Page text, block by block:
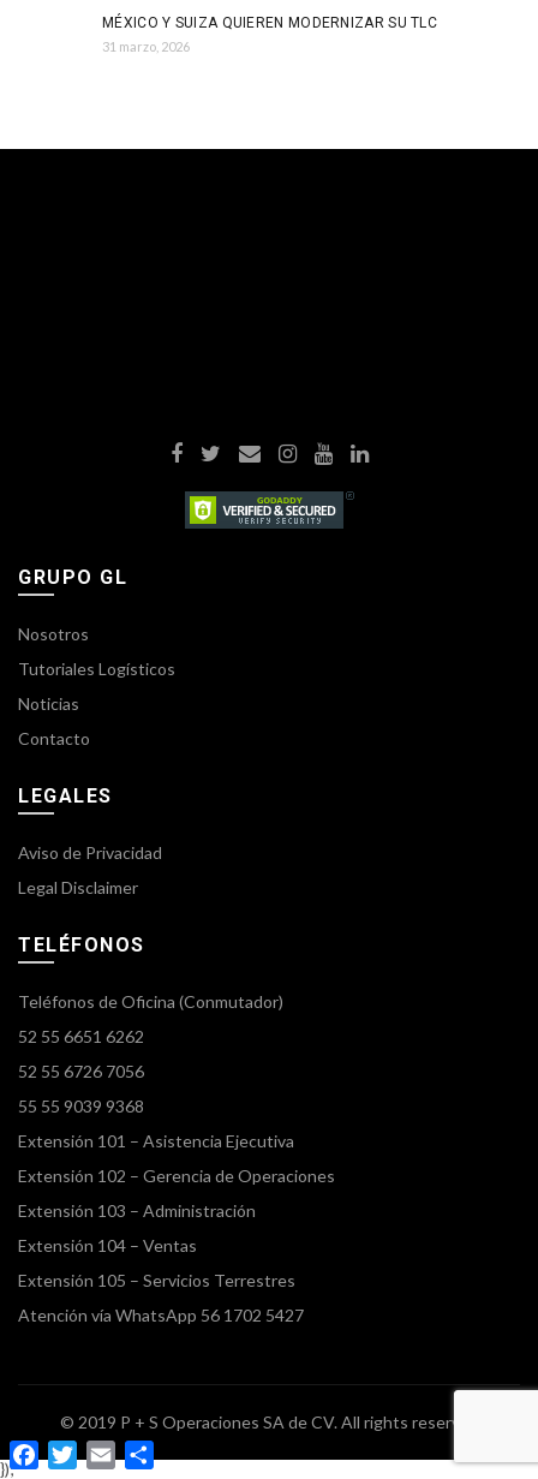
MÉXICO Y SUIZA QUIEREN MODERNIZAR SU TLC
31 marzo, 2026
GRUPO GL
Nosotros
Tutoriales Logísticos
Noticias
Contacto
LEGALES
Aviso de Privacidad
Legal Disclaimer
TELÉFONOS
Teléfonos de Oficina (Conmutador)
52 55 6651 6262
52 55 6726 7056
55 55 9039 9368
Extensión 101 – Asistencia Ejecutiva
Extensión 102 – Gerencia de Operaciones
Extensión 103 – Administración
Extensión 104 – Ventas
Extensión 105 – Servicios Terrestres
Atención vía WhatsApp 56 1702 5427
© 2019 P + S Operaciones SA de CV. All rights reserved
FacebookTwitterEmail
});